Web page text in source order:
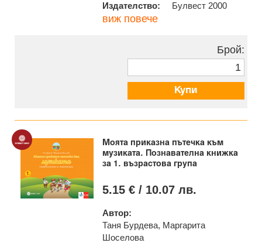
Издателство:
Булвест 2000
виж повече
Брой:
Купи
Моята приказна пътечка към
музиката. Познавателна книжка
за 1. възрастова група
5.15 € / 10.07 лв.
Автор:
Таня Бурдева, Маргарита
Шоселова